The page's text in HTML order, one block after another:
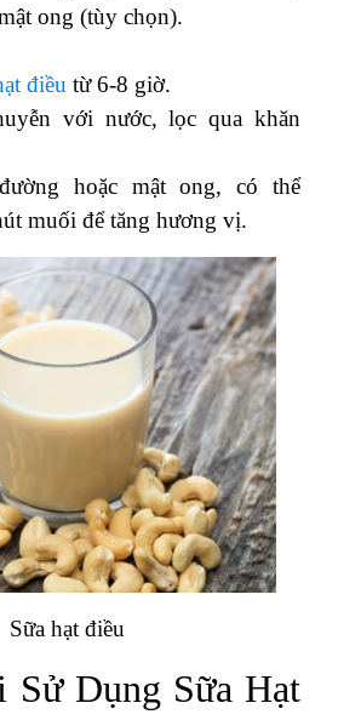
ong (tùy chọn).
điều từ 6-8 giờ.
với nước, lọc qua khăn
hoặc mật ong, có thể
muối để tăng hương vị.
Sữa hạt điều
Dụng Sữa Hạt